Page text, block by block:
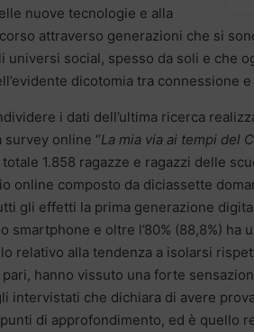
nuove tecnologie e alla
attraverso generazioni che si
social, spesso da soli e che
dicotomia tra connessione
i dati dell’ultima ricerca
online “La mia via ai tempi del
1.858 ragazze e ragazzi delle
online composto da diciassette
gli effetti la prima generazione
smartphone e oltre l’80% (88,8%) ha
relativo alla tendenza a isolarsi
hanno vissuto una forte
intervistati che dichiara di avere
di approfondimento, ed è quello